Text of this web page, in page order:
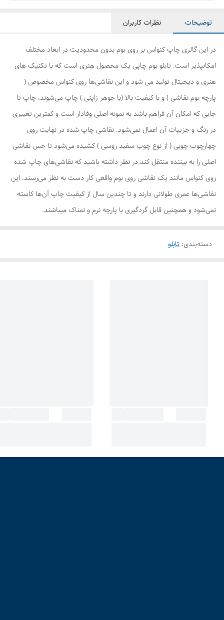
توضیحات نظرات کاربران
در این گالری چاپ کنواس بر روی بوم بدون محدودیت در ابعاد مختلف
امکانپذیر است. تابلو بوم چاپی یک محصول هنری است که با تکنیک های
هنری و دیجیتال تولید می شود و این نقاشی‌ها روی کنواس مخصوص (
پارچه بوم نقاشی ) و با کیفیت بالا (با جوهر ژاپنی ) چاپ می‌شوند، چاپ تا
جایی که امکان آن فراهم باشد به نمونه اصلی وفادار است و کمترین تغییری
در رنگ و جزییات آن اعمال نمی‌شود. نقاشی چاپ شده در نهایت روی
چهارچوب چوبی ( از نوع چوب سفید روسی ) کشیده می‌شود تا حس نقاشی
اصلی را به بیننده منتقل کند.در نظر داشته باشید که نقاشی‌های چاپ شده
روی کنواس مانند یک نقاشی روی بوم واقعی کار دست به نظر می‌رسند. این
نقاشی‌ها عمری طولانی دارند و تا چندین سال از کیفیت چاپ آن‌ها کاسته
نمی‌شود و همچنین قابل گردگیری با پارچه نرم و نمناک میباشند.
دسته‌بندی: تابلو